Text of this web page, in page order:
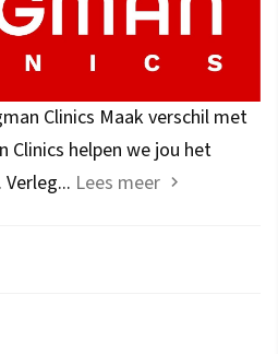
Clinics Maak verschil met
Clinics helpen we jou het
Lees meer